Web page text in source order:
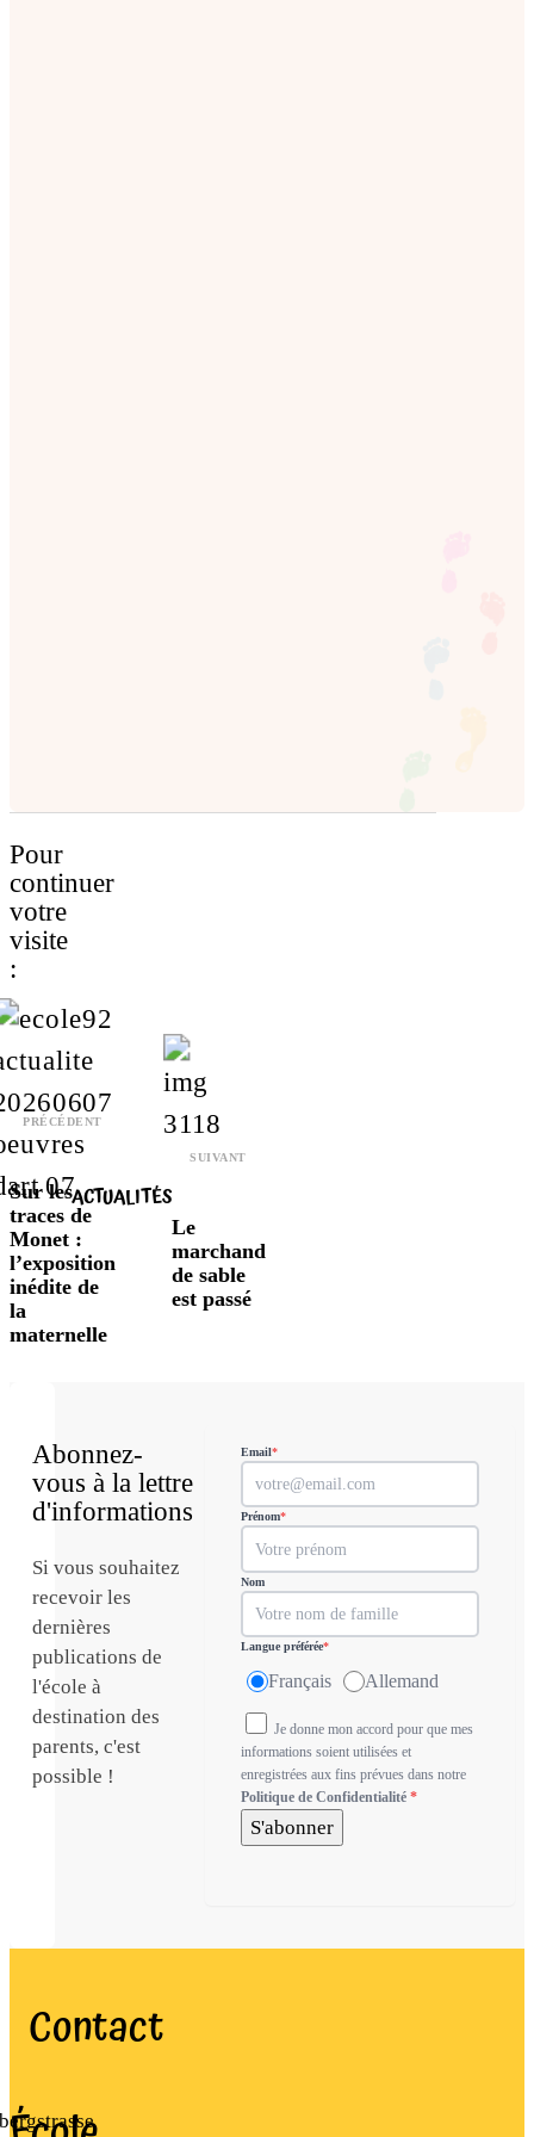
Pour
continuer
votre
visite
:
PRÉCÉDENT
Sur les
traces de
Monet :
l’exposition
inédite de
la
maternelle
ACTUALITÉS
SUIVANT
Le
marchand
de sable
est passé
Abonnez-
vous à la lettre
d'informations
Si vous souhaitez
recevoir les
dernières
publications de
l'école à
destination des
parents, c'est
possible !
Email*
Prénom*
Nom
Langue préférée*
Français Allemand
Je donne mon accord pour que mes
informations soient utilisées et
enregistrées aux fins prévues dans notre
Politique de Confidentialité *
S'abonner
Contact